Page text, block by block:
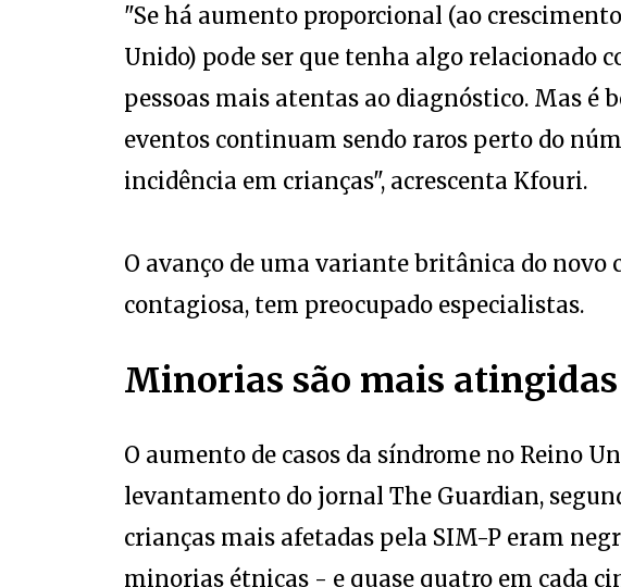
"Se há aumento proporcional (ao
Unido) pode ser que tenha algo relacionado
pessoas mais atentas ao diagnóstico. Mas é
eventos continuam sendo raros perto do
incidência em crianças", acrescenta Kfouri.
O avanço de uma variante britânica do novo
contagiosa, tem preocupado especialistas.
Minorias são mais atingidas
O aumento de casos da síndrome no Reino
levantamento do jornal The Guardian,
crianças mais afetadas pela SIM-P eram
minorias étnicas - e quase quatro em cada